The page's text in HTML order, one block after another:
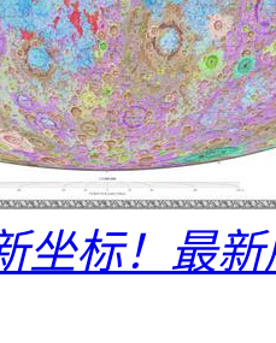
坐标！最